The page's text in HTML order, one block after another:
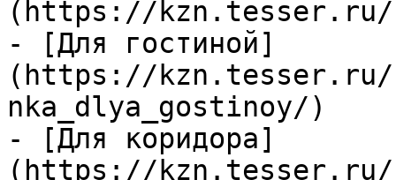
(https://
- [Для гостиной]
(https://
nka_dlya_gostinoy/)
- [Для коридора]
(https://